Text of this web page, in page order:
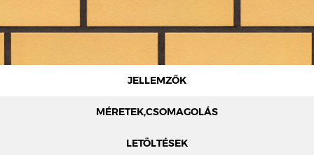
JELLEMZŐK
MÉRETEK,CSOMAGOLÁS
LETÖLTÉSEK